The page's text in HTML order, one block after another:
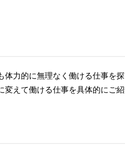
体力的に無理なく働ける仕事
えて働ける仕事を具体的にご紹